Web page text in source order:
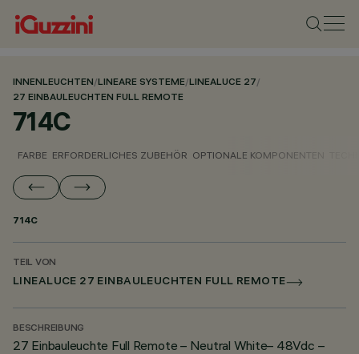
INNENLEUCHTEN/LINEARE SYSTEME/LINEALUCE 27/
27 EINBAULEUCHTEN FULL REMOTE
714C
FARBE ERFORDERLICHES ZUBEHÖR OPTIONALE KOMPONENTEN
714C
TEIL VON
LINEALUCE 27 EINBAULEUCHTEN FULL REMOTE
BESCHREIBUNG
27 Einbauleuchte Full Remote – Neutral White– 48Vdc –